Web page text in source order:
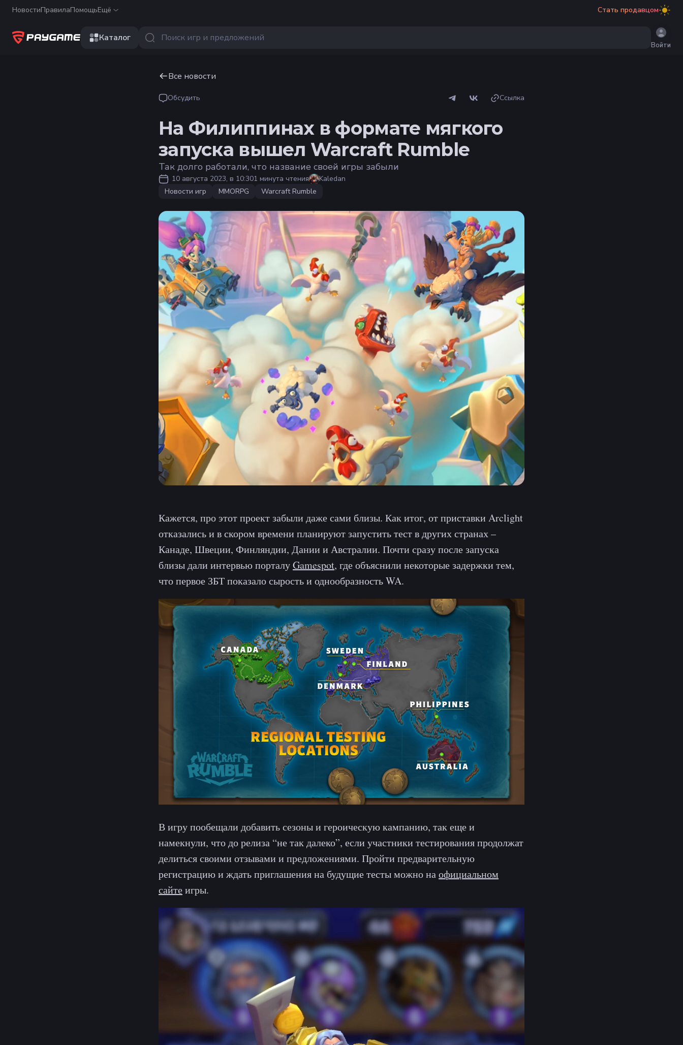
НовостиПравилаПомощьЕщё Стать продавцом
Каталог
Войти
Все новости
Обсудить Ссылка
На Филиппинах в формате мягкого
запуска вышел Warcraft Rumble
Так долго работали, что название своей игры забыли
10 августа 2023, в 10:301 минута чтения
Kaledan
Новости игр
MMORPG Warcraft Rumble
Кажется, про этот проект забыли даже сами близы. Как итог, от приставки Arclight
отказались и в скором времени планируют запустить тест в других странах –
Канаде, Швеции, Финляндии, Дании и Австралии. Почти сразу после запуска
близы дали интервью порталуGamespot, где объяснили некоторые задержки тем,
что первое ЗБТ показало сырость и однообразность WA.
В игру пообещали добавить сезоны и героическую кампанию, так еще и
намекнули, что до релиза “не так далеко”, если участники тестирования продолжат
делиться своими отзывами и предложениями. Пройти предварительную
регистрацию и ждать приглашения на будущие тесты можно наофициальном
сайтеигры.